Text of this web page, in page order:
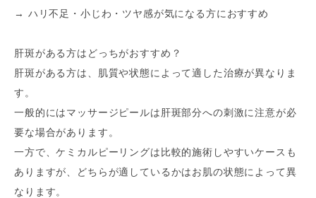
→ ハリ不足・小じわ・ツヤ感が気になる方におすすめ
肝斑がある方はどっちがおすすめ？
肝斑がある方は、肌質や状態によって適した治療が異なりま
す。
一般的にはマッサージピールは肝斑部分への刺激に注意が必
要な場合があります。
一方で、ケミカルピーリングは比較的施術しやすいケースも
ありますが、どちらが適しているかはお肌の状態によって異
なります。